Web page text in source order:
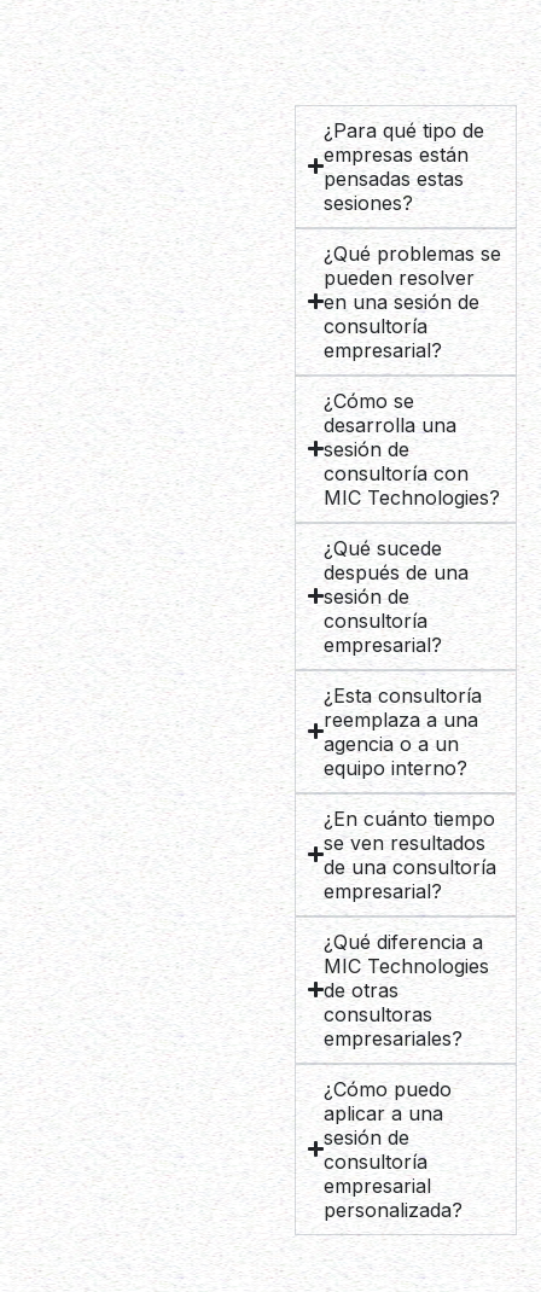
¿Para qué tipo de
empresas están
pensadas estas
sesiones?
¿Qué problemas se
pueden resolver
en una sesión de
consultoría
empresarial?
¿Cómo se
desarrolla una
sesión de
consultoría con
MIC Technologies?
¿Qué sucede
después de una
sesión de
consultoría
empresarial?
¿Esta consultoría
reemplaza a una
agencia o a un
equipo interno?
¿En cuánto tiempo
se ven resultados
de una consultoría
empresarial?
¿Qué diferencia a
MIC Technologies
de otras
consultoras
empresariales?
¿Cómo puedo
aplicar a una
sesión de
consultoría
empresarial
personalizada?